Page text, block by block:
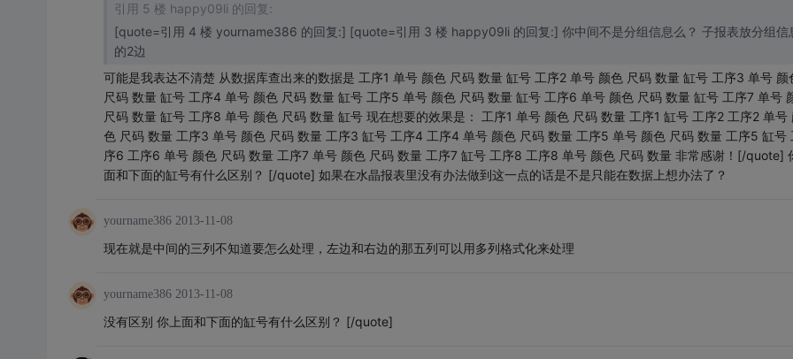
引用 5 楼 happy09li 的回复:
[quote=引用 4 楼 yourname386 的回复:] [quote=引用 3 楼 happy09li 的回复:] 你中间不是分组信息么？ 子报表放分组信
的2边
可能是我表达不清楚 从数据库查出来的数据是 工序1 单号 颜色 尺码 数量 缸号 工序2 单号 颜色 尺码 数量 缸号 工序3 单号 颜
尺码 数量 缸号 工序4 单号 颜色 尺码 数量 缸号 工序5 单号 颜色 尺码 数量 缸号 工序6 单号 颜色 尺码 数量 缸号 工序7 单号
尺码 数量 缸号 工序8 单号 颜色 尺码 数量 缸号 现在想要的效果是： 工序1 单号 颜色 尺码 数量 工序1 缸号 工序2 工序2 单号
色 尺码 数量 工序3 单号 颜色 尺码 数量 工序3 缸号 工序4 工序4 单号 颜色 尺码 数量 工序5 单号 颜色 尺码 数量 工序5 缸号
序6 工序6 单号 颜色 尺码 数量 工序7 单号 颜色 尺码 数量 工序7 缸号 工序8 工序8 单号 颜色 尺码 数量 非常感谢！[/quote]
面和下面的缸号有什么区别？ [/quote] 如果在水晶报表里没有办法做到这一点的话是不是只能在数据上想办法了？
yourname386 2013-11-08
现在就是中间的三列不知道要怎么处理，左边和右边的那五列可以用多列格式化来处理
yourname386 2013-11-08
没有区别 你上面和下面的缸号有什么区别？ [/quote]